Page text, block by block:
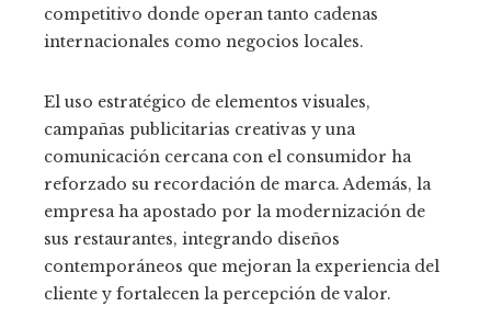
competitivo donde operan tanto cadenas
internacionales como negocios locales.
El uso estratégico de elementos visuales,
campañas publicitarias creativas y una
comunicación cercana con el consumidor ha
reforzado su recordación de marca. Además, la
empresa ha apostado por la modernización de
sus restaurantes, integrando diseños
contemporáneos que mejoran la experiencia del
cliente y fortalecen la percepción de valor.